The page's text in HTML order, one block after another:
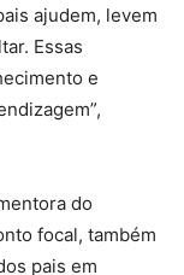
ajudem, levem
Essas
e
do
focal, também
pais em